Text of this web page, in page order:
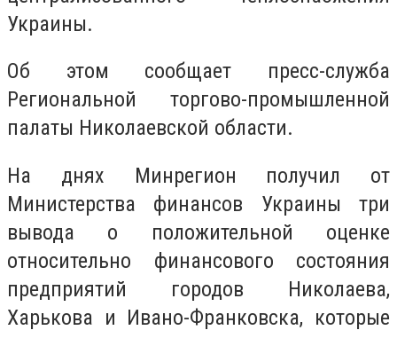
Украины.
Об этом сообщает пресс-служба
Региональной торгово-промышленной
палаты Николаевской области.
На днях Минрегион получил от
Министерства финансов Украины три
вывода о положительной оценке
относительно финансового состояния
предприятий городов Николаева,
Харькова и Ивано-Франковска, которые